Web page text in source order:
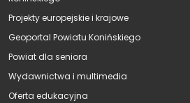
Projekty europejskie i krajowe
Geoportal Powiatu Konińskiego
Powiat dla seniora
Wydawnictwa i multimedia
Oferta edukacyjna